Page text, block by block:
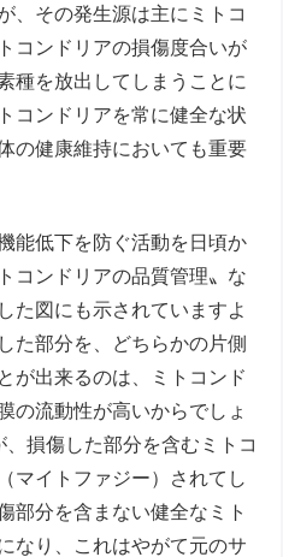
、その発生源は主にミトコ
コンドリアの損傷度合いが
種を放出してしまうことに
コンドリアを常に健全な状
の健康維持においても重要
能低下を防ぐ活動を日頃か
コンドリアの品質管理〟な
た図にも示されていますよ
た部分を、どちらかの片側
が出来るのは、ミトコンド
の流動性が高いからでしょ
損傷した部分を含むミトコ
マイトファジー）されてし
部分を含まない健全なミト
なり、これはやがて元のサ